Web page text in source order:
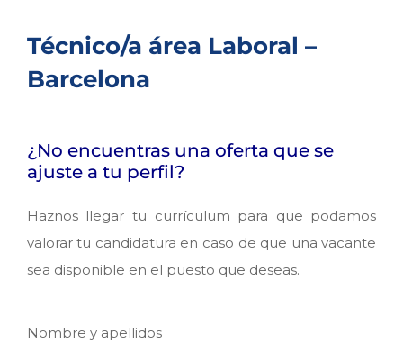
Técnico/a área Laboral –
Barcelona
¿No encuentras una oferta que se
ajuste a tu perfil?
Haznos llegar tu currículum para que podamos
valorar tu candidatura en caso de que una vacante
sea disponible en el puesto que deseas.
Nombre y apellidos